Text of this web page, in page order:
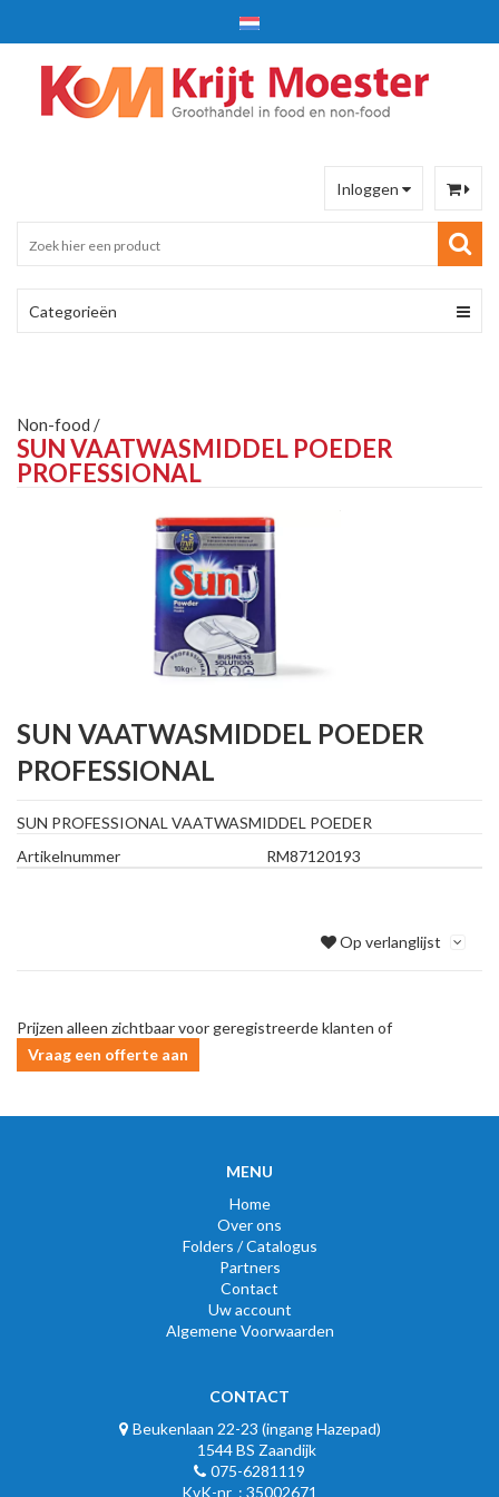
Inloggen
Categorieën
Non-food /
SUN VAATWASMIDDEL POEDER
PROFESSIONAL
SUN VAATWASMIDDEL POEDER
PROFESSIONAL
SUN PROFESSIONAL VAATWASMIDDEL POEDER
Artikelnummer
RM87120193
Op verlanglijst
Prijzen alleen zichtbaar voor geregistreerde klanten of
Vraag een offerte aan
MENU
Home
Over ons
Folders / Catalogus
Partners
Contact
Uw account
Algemene Voorwaarden
CONTACT
Beukenlaan 22-23 (ingang Hazepad)
1544 BS Zaandijk
075-6281119
KvK-nr : 35002671